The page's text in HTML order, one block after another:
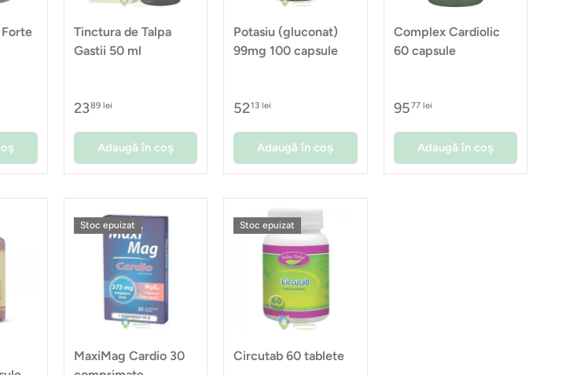
Tinctura de Talpa
Gastii 50 ml
2389 lei
Adaugă în coș
Potasiu (gluconat)
99mg 100 capsule
5213 lei
Adaugă în coș
Complex Cardiolic
60 capsule
9577 lei
Adaugă în coș
Stoc epuizat
MaxiMag Cardio 30
Stoc epuizat
Circutab 60 tablete